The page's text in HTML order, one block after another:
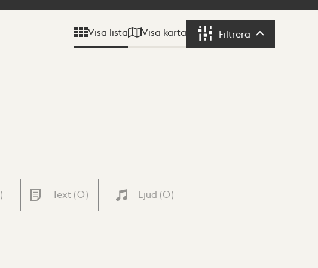
Visa lista Visa karta Filtrera Filtrera
) Text (0) Ljud (0)